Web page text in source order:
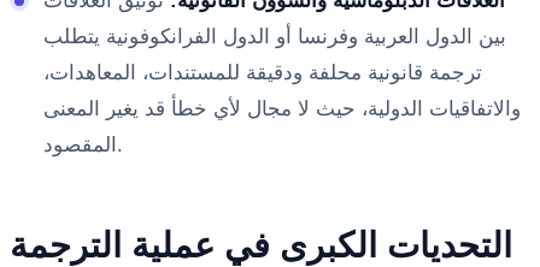
بين الدول العربية وفرنسا أو الدول الفرانكوفونية يتطلب
ترجمة قانونية محلفة ودقيقة للمستندات، المعاهدات،
والاتفاقيات الدولية، حيث لا مجال لأي خطأ قد يغير المعنى
المقصود.
التحديات الكبرى في عملية الترجمة